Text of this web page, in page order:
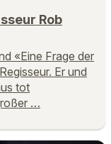
Rob
«Eine Frage der
Er und
tot
…